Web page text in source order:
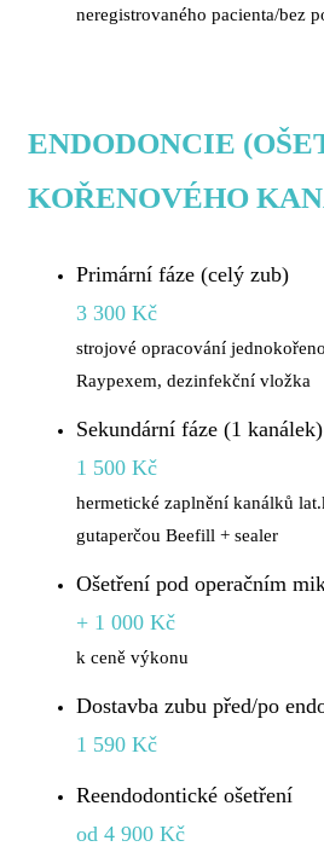
neregistrovaného pacienta/bez
ENDODONCIE
KOŘENOVÉHO
Primární fáze (celý zub)
3 300 Kč
strojové opracování
Raypexem, dezinfekční vložka
Sekundární fáze (1 kanálek)
1 500 Kč
hermetické zaplnění kanálků
gutaperčou Beefill + sealer
Ošetření pod operačním
+ 1 000 Kč
k ceně výkonu
Dostavba zubu před/po
1 590 Kč
Reendodontické ošetření
od 4 900 Kč